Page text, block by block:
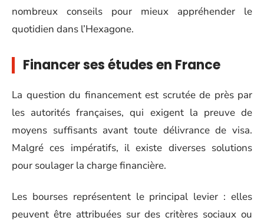
nombreux conseils pour mieux appréhender le
quotidien dans l’Hexagone.
Financer ses études en France
La question du financement est scrutée de près par
les autorités françaises, qui exigent la preuve de
moyens suffisants avant toute délivrance de visa.
Malgré ces impératifs, il existe diverses solutions
pour soulager la charge financière.
Les bourses représentent le principal levier : elles
peuvent être attribuées sur des critères sociaux ou